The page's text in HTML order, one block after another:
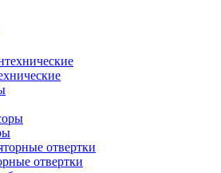
отвертки